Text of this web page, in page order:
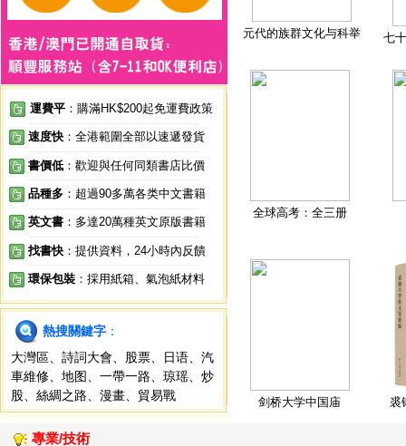
運費平 ：購滿HK$200起免運費政策
速度快 ：全港範圍全部以速遞發貨
書價低 ：歡迎與任何同類書店比價
品種多 ：超過90多萬各类中文書籍
英文書 ：多達20萬種英文原版書籍
找書快 ：提供資料，24小時內反饋
環保包裝 ：採用紙箱、氣泡紙材料
熱搜關鍵字 ：
大灣區
詩詞大會 股票 日语
汽
車維修
地图 一帶一路 琼瑶
炒
股
絲綢之路 漫畫 貿易戰
元代的族群文化与科举 七
全球高考：全三册
剑桥大学中国庙 裘
專業/技術